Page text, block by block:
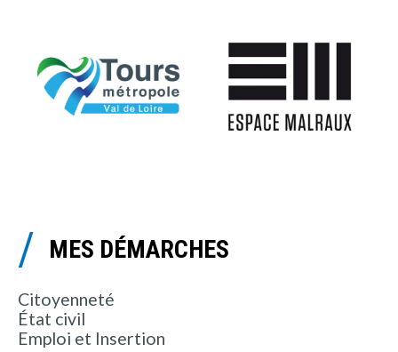
MES DÉMARCHES
Citoyenneté
État civil
Emploi et Insertion